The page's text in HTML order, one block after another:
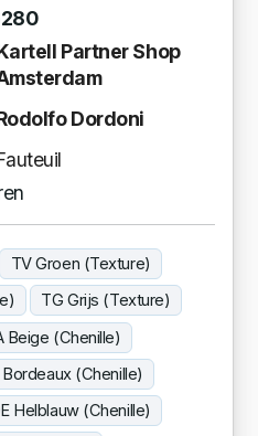
Partner Shop
Dordoni
TV Groen (Texture)
TG Grijs (Texture)
Beige (Chenille)
Bordeaux (Chenille)
Helblauw (Chenille)